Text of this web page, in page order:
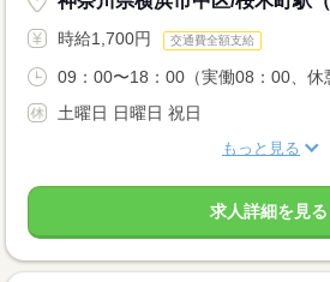
時給1,700円 交通費全額支給
09：00〜18：00（実働08：00、休
土曜日 日曜日 祝日
もっと見る
求人詳細を見る